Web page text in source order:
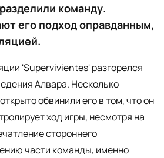
команду.
его подход оправданным,
'Supervivientes' разгорелся
Алвара. Несколько
обвинили его в том, что он
ход игры, несмотря на
стороннего
части команды, именно